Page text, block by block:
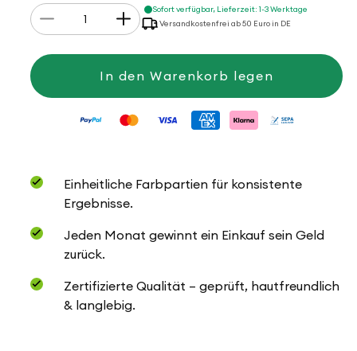
Anzahl
Verringere
die
für
Damensöckchen
mit
Erhöhe
die
Anleitung
Damensöckchen
mit
Sofort verfügbar, Lieferzeit: 1-3 Werktage
Versandkostenfrei ab 50 Euro in DE
In den Warenkorb legen
Einheitliche Farbpartien für konsistente
Ergebnisse.
Jeden Monat gewinnt ein Einkauf sein Geld
zurück.
Zertifizierte Qualität – geprüft, hautfreundlich
& langlebig.